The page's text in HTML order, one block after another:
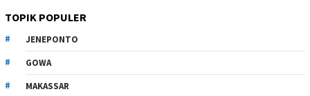
TOPIK POPULER
JENEPONTO
GOWA
MAKASSAR